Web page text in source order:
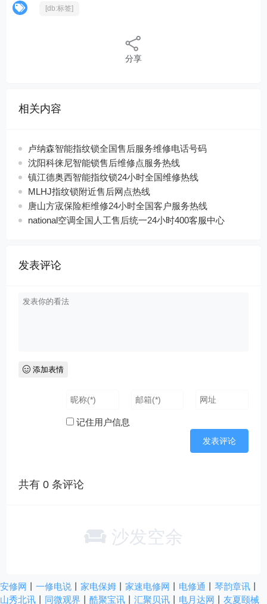
[db:标签]
分享
相关内容
卢纳森智能指纹锁全国售后服务维修电话号码
沈阳科徕尼智能锁售后维修点服务热线
镇江德奥西智能指纹锁24小时全国维修热线
MLHJ指纹锁附近售后网点热线
唐山方宬保险柜维修24小时全国客户服务热线
national空调全国人工售后统一24小时400客服中心
发表评论
添加表情
记住用户信息
共有0 条评论
沙发空余
安修网 一修电说 家电保姆 家速电修网 电修通 琴韵章讯
山秀北讯
同微观界 酷聚宝讯 汇聚贝讯 电月达网 友夏颐械